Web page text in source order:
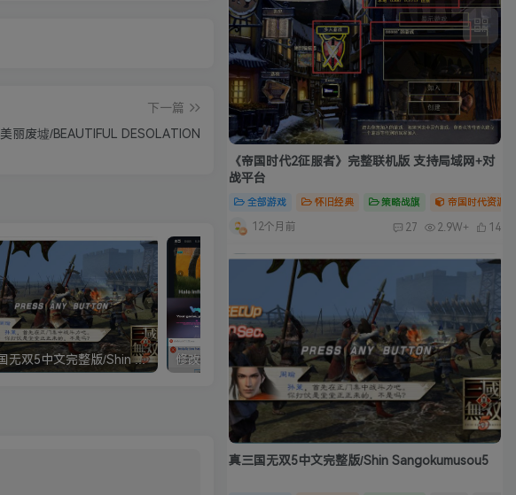
下一篇
美丽废墟/BEAUTIFUL DESOLATION
真三国无双5中文完整版/Shin Sangokumusou5 修改器：Wemod（Wand）高级会员版 2026最新破解版 附带解决无法安装问题
《帝国时代2征服者》完整联机版 支持局域网+对
战平台
全部游戏 怀旧经典 策略战旗 帝国时代资源
12个月前 27 2.9W+ 14
真三国无双5中文完整版/Shin Sangokumusou5